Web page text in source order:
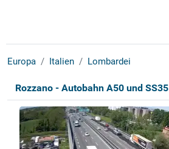
Europa Italien Lombardei
Rozzano - Autobahn A50 und SS35